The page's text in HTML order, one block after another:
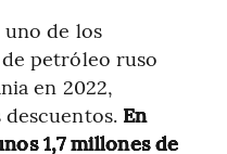
de los
petróleo ruso
en 2022,
En
1,7 millones de